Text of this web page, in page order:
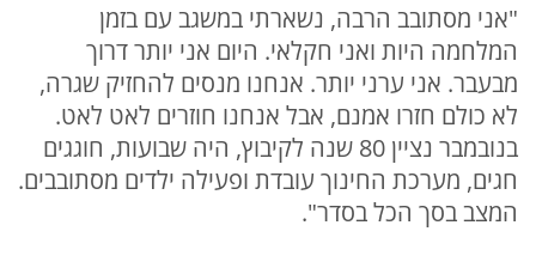
"אני מסתובב הרבה, נשארתי במשגב עם בזמן
המלחמה היות ואני חקלאי. היום אני יותר דרוך
מבעבר. אני ערני יותר. אנחנו מנסים להחזיק שגרה,
לא כולם חזרו אמנם, אבל אנחנו חוזרים לאט לאט.
בנובמבר נציין 80 שנה לקיבוץ, היה שבועות, חוגגים
חגים, מערכת החינוך עובדת ופעילה ילדים מסתובבים.
המצב בסך הכל בסדר".